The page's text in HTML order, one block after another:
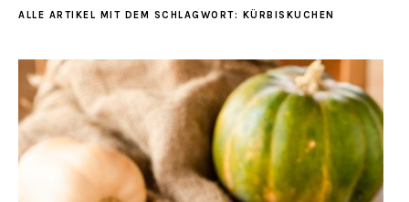
ALLE ARTIKEL MIT DEM SCHLAGWORT: KÜRBISKUCHEN